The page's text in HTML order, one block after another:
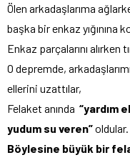
Ölen arkadaşlarıma
başka bir enkaz yığınına
Enkaz parçalarını alırken
O depremde,
ellerini uzattılar,
Felaket anında “yardım
yudum su veren”oldular.
Böylesine büyük bir